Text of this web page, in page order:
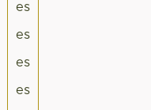
es
es
es
es